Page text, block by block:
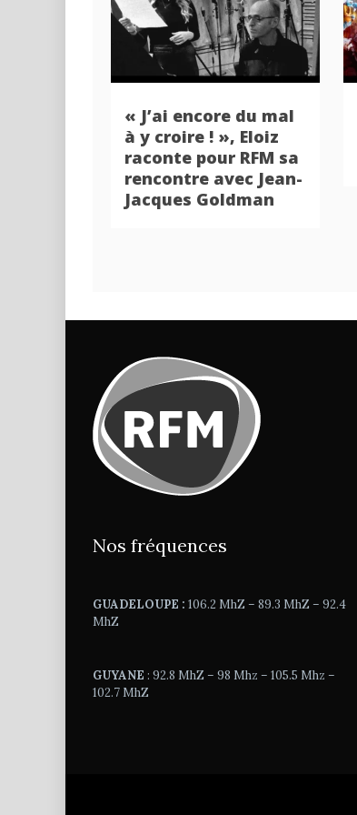
« J’ai encore du mal
à y croire ! », Eloiz
raconte pour RFM sa
rencontre avec Jean-
Jacques Goldman
Nos fréquences
GUADELOUPE : 106.2 MhZ – 89.3 MhZ – 92.4
MhZ
GUYANE : 92.8 MhZ – 98 Mhz – 105.5 Mhz –
102.7 MhZ